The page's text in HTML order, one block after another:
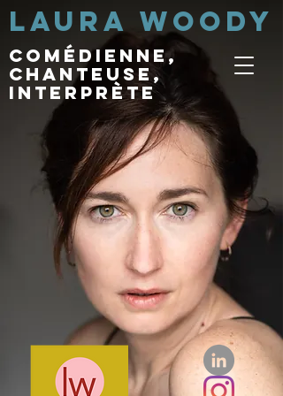
LAURA WOODY
comédienne,
chanteuse,
interprète